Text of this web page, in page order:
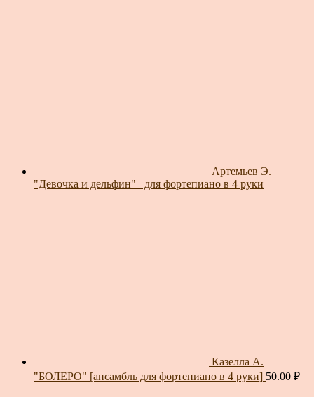
Артемьев Э.
"Девочка и дельфин"_ для фортепиано в 4 руки
Казелла А.
"БОЛЕРО" [ансамбль для фортепиано в 4 руки] 50.00 ₽